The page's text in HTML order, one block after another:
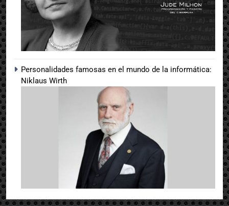
Personalidades famosas en el mundo de la informática:
Niklaus Wirth